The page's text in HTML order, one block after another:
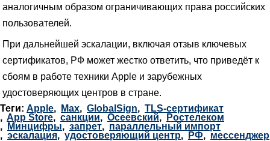
аналогичным образом ограничивающих права российских
пользователей.
При дальнейшей эскалации, включая отзыв ключевых
сертификатов, РФ может жестко ответить, что приведёт к
сбоям в работе техники Apple и зарубежных
удостоверяющих центров в стране.
Теги: Apple, Max, GlobalSign, TLS-сертификат
, App Store, санкции, Осеевский,
Ростелеком
,
Минцифры, запрет, параллельный импорт
, эскалация, удостоверяющий центр, РФ, мессенджер